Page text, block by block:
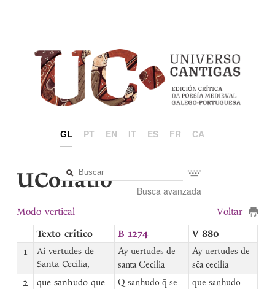
GL PT EN IT ES FR CA
Busca avanzada
UCollatio
Modo vertical
Voltar
Texto crítico
B 1274
V 880
1
Ai vertudes de
Santa Cecilia,
Ay uertudes de
santa Cecilia
Ay uertudes de
sc̄a cecilia
2
que sanhudo que
Q̄ sanhudo q̄ se
que sanhudo